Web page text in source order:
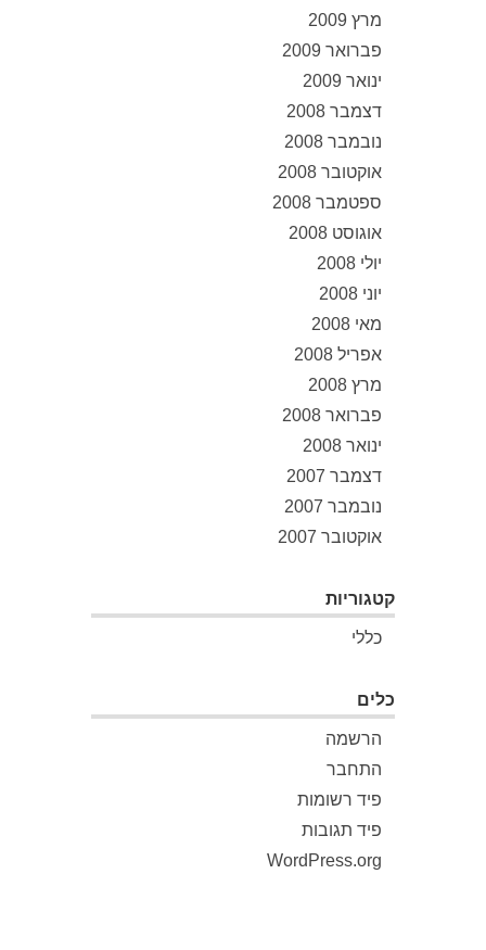
מרץ 2009
פברואר 2009
ינואר 2009
דצמבר 2008
נובמבר 2008
אוקטובר 2008
ספטמבר 2008
אוגוסט 2008
יולי 2008
יוני 2008
מאי 2008
אפריל 2008
מרץ 2008
פברואר 2008
ינואר 2008
דצמבר 2007
נובמבר 2007
אוקטובר 2007
קטגוריות
כללי
כלים
הרשמה
התחבר
פיד רשומות
פיד תגובות
WordPress.org